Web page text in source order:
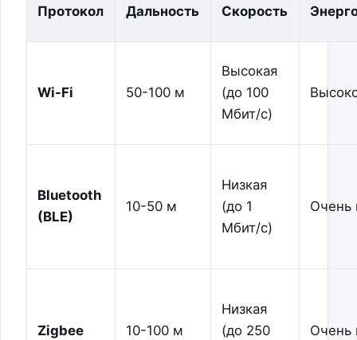
Протокол Дальность Скорость
Wi-Fi 50-100 м
Высокая
(до 100
Мбит/с)
Bluetooth
(BLE)
10-50 м
Низкая
(до 1
Мбит/с)
Очень
Zigbee 10-100 м
Низкая
(до 250
Очень